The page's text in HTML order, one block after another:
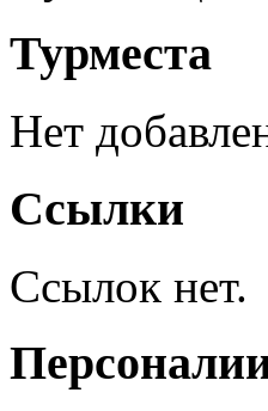
Турместа
Нет
Ссылки
Ссылок нет.